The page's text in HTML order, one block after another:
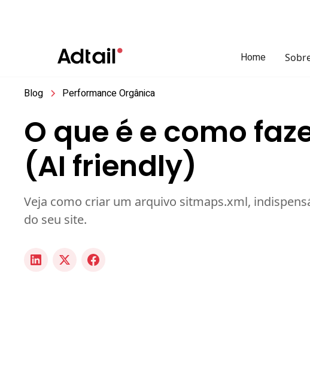
Home
Blog Performance Orgânica
O que é e como
(AI friendly)
Veja como criar um arquivo sitmaps.xml,
do seu site.